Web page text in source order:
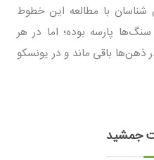
شناسان با مطالعه این خطوط
پارسه بوده؛ اما در هر
باقی ماند و در یونسکو
جمشید